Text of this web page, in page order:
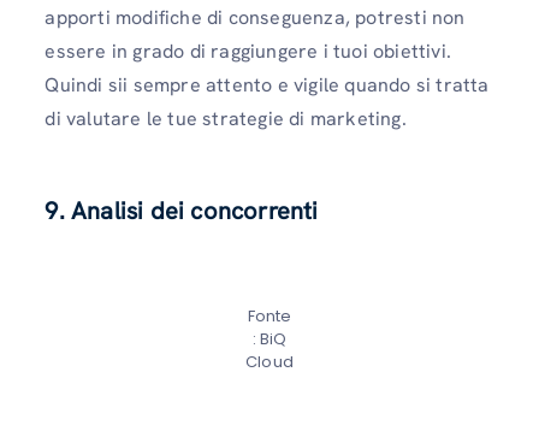
apporti modifiche di conseguenza, potresti non
essere in grado di raggiungere i tuoi obiettivi.
Quindi sii sempre attento e vigile quando si tratta
di valutare le tue strategie di marketing.
9. Analisi dei concorrenti
Fonte
: BiQ
Cloud